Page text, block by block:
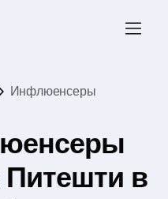
Инфлюенсеры
в